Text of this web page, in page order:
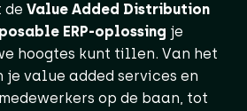
de Value Added Distribution
ERP-oplossing je
hoogtes kunt tillen. Van het
value added services en
op de baan, tot